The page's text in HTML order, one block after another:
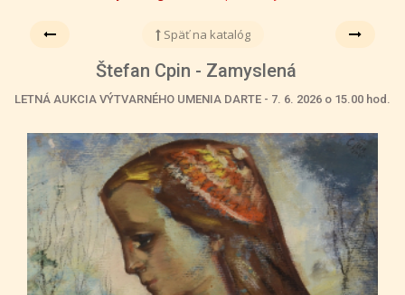
Späť na katalóg
Štefan Cpin - Zamyslená
LETNÁ AUKCIA VÝTVARNÉHO UMENIA DARTE - 7. 6. 2026 o 15.00 hod.